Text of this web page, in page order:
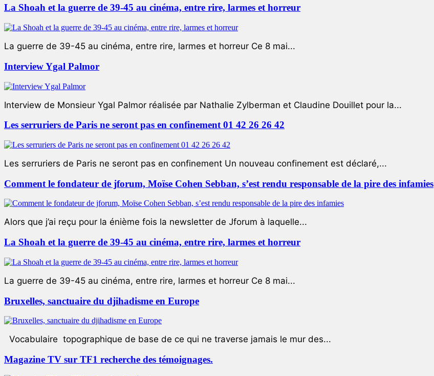
La Shoah et la guerre de 39-45 au cinéma, entre rire, larmes et horreur
La guerre de 39-45 au cinéma, entre rire, larmes et horreur Ce 8 mai...
Interview Ygal Palmor
Interview de Monsieur Ygal Palmor réalisée par Nathalie Zylberman et Claudine Douillet pour la...
Les serruriers de Paris ne seront pas en confinement 01 42 26 26 42
Les serruriers de Paris ne seront pas en confinement Un nouveau confinement est déclaré,...
Comment le fondateur de jforum, Moïse Cohen Sebban, s’est rendu responsable de la pire des infamies
Alors que j’ai reçu pour la énième fois la newsletter de Jforum à laquelle...
La Shoah et la guerre de 39-45 au cinéma, entre rire, larmes et horreur
La guerre de 39-45 au cinéma, entre rire, larmes et horreur Ce 8 mai...
Bruxelles, sanctuaire du djihadisme en Europe
Vocabulaire topographique de base de ce qui ne traverse jamais le mur des...
Magazine TV sur TF1 recherche des témoignages.